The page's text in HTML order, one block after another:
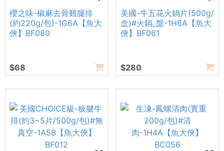
櫻之味-椒麻去骨雞腿排
(約220g/包)-1G6A【魚大
俠】BF080
$68
美國-牛五花火鍋片(500g/
盒)#火鍋_盤-1H6A【魚大
俠】BF061
$280